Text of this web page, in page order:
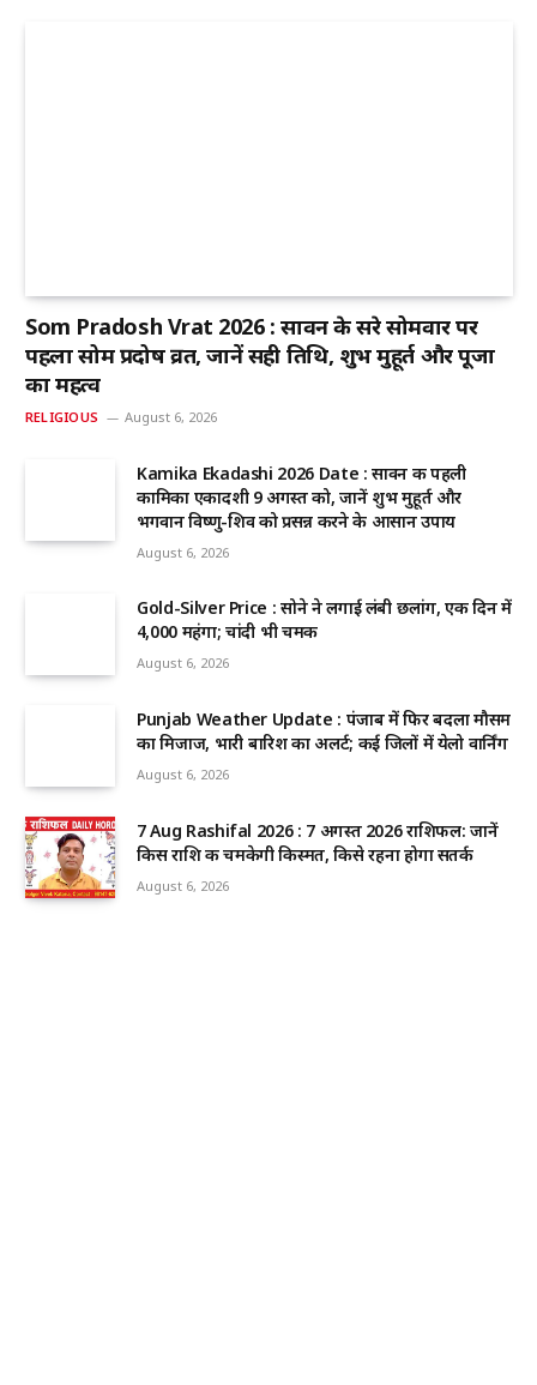
Som Pradosh Vrat 2026 : सावन के दूसरे सोमवार पर
पहला सोम प्रदोष व्रत, जानें सही तिथि, शुभ मुहूर्त और पूजा
का महत्व
RELIGIOUS August 6, 2026
Kamika Ekadashi 2026 Date : सावन की पहली
कामिका एकादशी 9 अगस्त को, जानें शुभ मुहूर्त और
भगवान विष्णु-शिव को प्रसन्न करने के आसान उपाय
August 6, 2026
Gold-Silver Price : सोने ने लगाई लंबी छलांग, एक दिन में
₹4,000 महंगा; चांदी भी चमकी
August 6, 2026
Punjab Weather Update : पंजाब में फिर बदला मौसम
का मिजाज, भारी बारिश का अलर्ट; कई जिलों में येलो वार्निंग
August 6, 2026
7 Aug Rashifal 2026 : 7 अगस्त 2026 राशिफल: जानें
किस राशि की चमकेगी किस्मत, किसे रहना होगा सतर्क
August 6, 2026